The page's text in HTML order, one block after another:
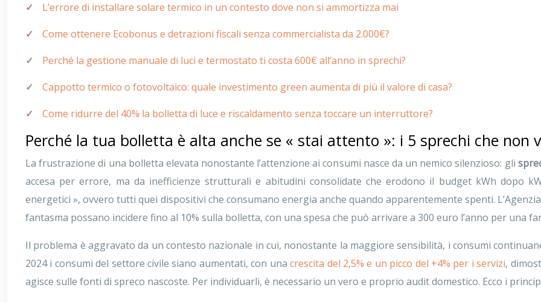
L’errore di installare solare termico in un contesto dove non si ammortizza mai
Come ottenere Ecobonus e detrazioni fiscali senza commercialista da 2.000€?
Perché la gestione manuale di luci e termostato ti costa 600€ all’anno in sprechi?
Cappotto termico o fotovoltaico: quale investimento green aumenta di più il valore di casa?
Come ridurre del 40% la bolletta di luce e riscaldamento senza toccare un interruttore?
Perché la tua bolletta è alta anche se « stai attento »: i 5 sprechi che non
La frustrazione di una bolletta elevata nonostante l’attenzione ai consumi nasce da un nemico silenzioso: gli
accesa per errore, ma da inefficienze strutturali e abitudini consolidate che erodono il budget kWh dopo
energetici », ovvero tutti quei dispositivi che consumano energia anche quando apparentemente spenti.
fantasma possano incidere fino al 10% sulla bolletta, con una spesa che può arrivare a 300 euro l’anno per una
Il problema è aggravato da un contesto nazionale in cui, nonostante la maggiore sensibilità, i consumi
2024 i consumi del settore civile siano aumentati, con unacrescita del 2,5% e un picco del +4% per i servizi,
agisce sulle fonti di spreco nascoste. Per individuarli, è necessario un vero e proprio audit domestico. Ecco i